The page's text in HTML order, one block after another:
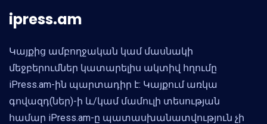
ipress.am
Կայքից ամբողջական կամ մասնակի
մեջբերումներ կատարելիս ակտիվ հղումը
iPress.am-ին պարտադիր է: Կայքում առկա
գովազդ(ներ)-ի և/կամ մամուլի տեսության
համար iPress.am-ը պատասխանատվություն չի